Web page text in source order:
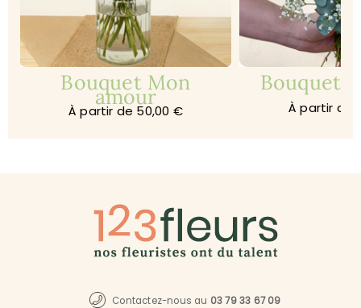
Bouquet Mon
amour
À partir de 50,00 €
Bouquet
À partir de
Contactez-nous au 03 79 33 67 09